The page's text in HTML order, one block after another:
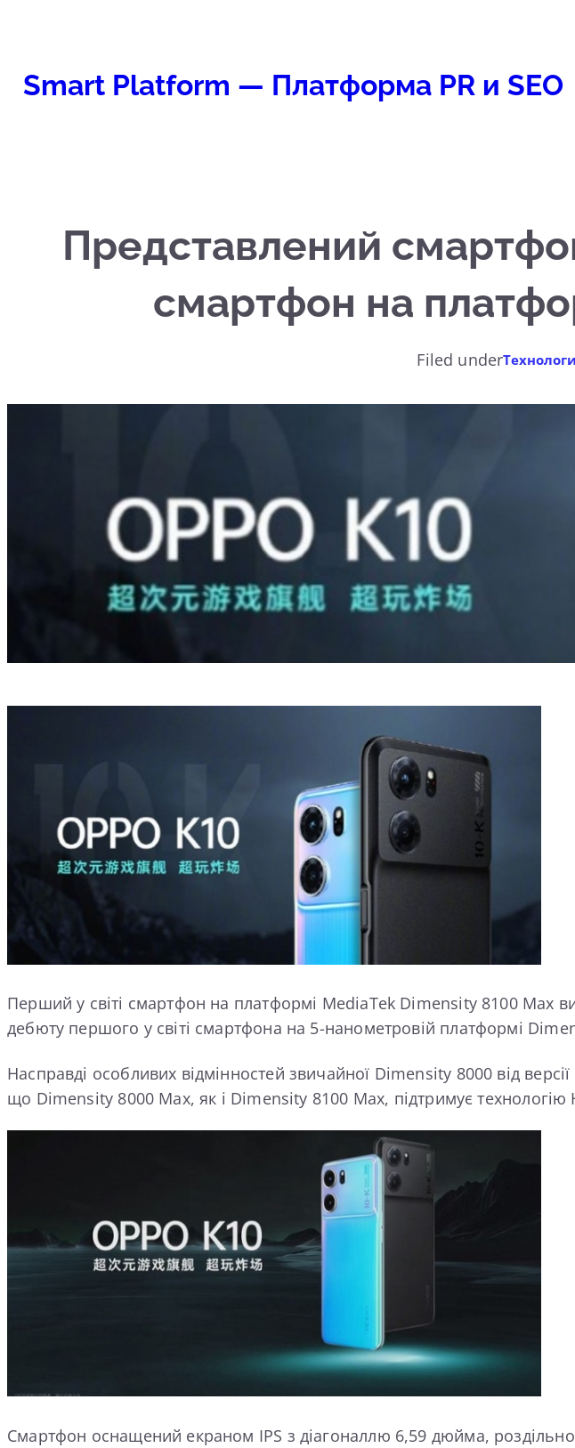
Smart Platform — Платформа PR и SEO
Представлений
смартфон на
Filed under
Перший у світі смартфон на платформі MediaTek Dimensity 8100 Max
дебюту першого у світі смартфона на 5-нанометровій платформі
Насправді особливих відмінностей звичайної Dimensity 8000 від
що Dimensity 8000 Max, як і Dimensity 8100 Max, підтримує
Смартфон оснащений екраном IPS з діагоналлю 6,59 дюйма,